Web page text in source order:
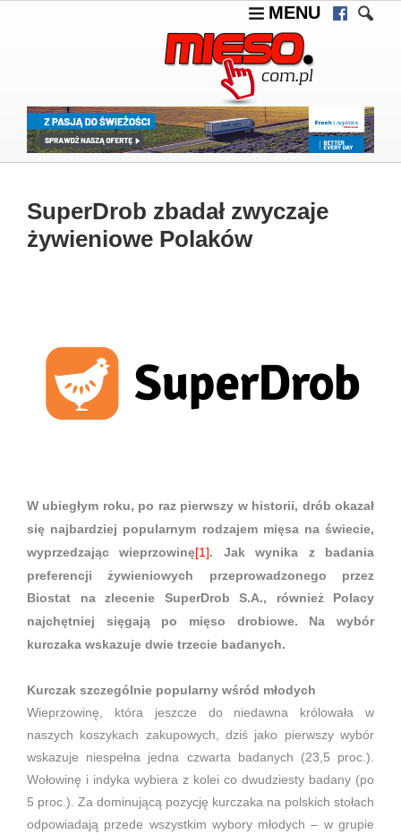
MENU
SuperDrob zbadał zwyczaje
żywieniowe Polaków
W ubiegłym roku, po raz pierwszy w historii, drób okazał
się najbardziej popularnym rodzajem mięsa na świecie,
wyprzedzając wieprzowinę[1]. Jak wynika z badania
preferencji żywieniowych przeprowadzonego przez
Biostat na zlecenie SuperDrob S.A., również Polacy
najchętniej sięgają po mięso drobiowe. Na wybór
kurczaka wskazuje dwie trzecie badanych.
Kurczak szczególnie popularny wśród młodych
Wieprzowinę, która jeszcze do niedawna królowała w
naszych koszykach zakupowych, dziś jako pierwszy wybór
wskazuje niespełna jedna czwarta badanych (23,5 proc.).
Wołowinę i indyka wybiera z kolei co dwudziesty badany (po
5 proc.). Za dominującą pozycję kurczaka na polskich stołach
odpowiadają przede wszystkim wybory młodych – w grupie